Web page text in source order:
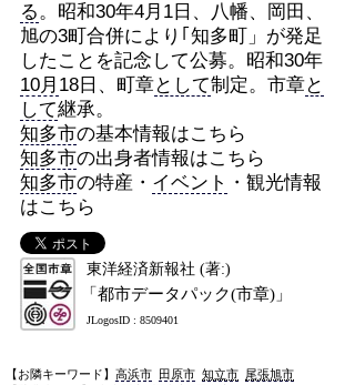
る。昭和30年4月1日、八幡、岡田、
旭の3町合併により｢知多町」が発足
したことを記念して公募。昭和30年
10月 18日、町章として制定。市章と
して継承。
知多市の基本情報はこちら
知多市の出身者情報はこちら
知多市の特産・ イベント ・観光情報
はこちら
東洋経済新報社 (著:)
「都市データパック(市章)」
JLogosID : 8509401
【お隣キーワード】 高浜市 田原市 知立市 尾張旭市